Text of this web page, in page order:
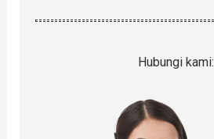
Hubungi kami: